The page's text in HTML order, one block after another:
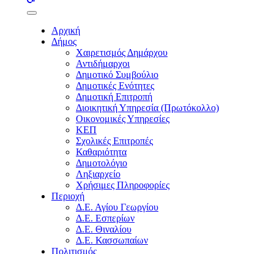
buttons
Αρχική
Δήμος
Χαιρετισμός Δημάρχου
Αντιδήμαρχοι
Δημοτικό Συμβούλιο
Δημοτικές Ενότητες
Δημοτική Επιτροπή
Διοικητική Υπηρεσία (Πρωτόκολλο)
Οικονομικές Υπηρεσίες
ΚΕΠ
Σχολικές Επιτροπές
Καθαριότητα
Δημοτολόγιο
Ληξιαρχείο
Χρήσιμες Πληροφορίες
Περιοχή
Δ.Ε. Αγίου Γεωργίου
Δ.Ε. Εσπερίων
Δ.Ε. Θιναλίου
Δ.Ε. Κασσωπαίων
Πολιτισμός